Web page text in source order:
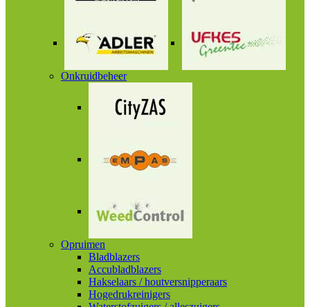
Onkruidbeheer
Opruimen
Bladblazers
Accubladblazers
Hakselaars / houtversnipperaars
Hogedrukreinigers